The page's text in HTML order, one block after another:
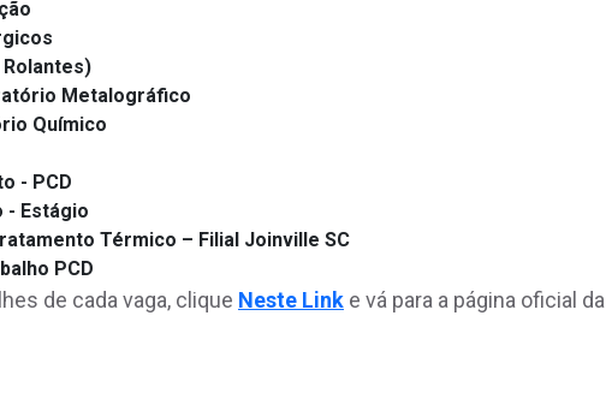
Metalográfico
Químico
- PCD
- Estágio
Térmico – Filial Joinville SC
PCD
de cada vaga, clique Neste Link e vá para a página oficial da